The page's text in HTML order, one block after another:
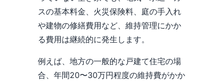
スの基本料金、火災保険料、庭の手入れ
や建物の修繕費用など、維持管理にかか
る費用は継続的に発生します。
例えば、地方の一般的な戸建て住宅の場
合、年間20〜30万円程度の維持費がかか